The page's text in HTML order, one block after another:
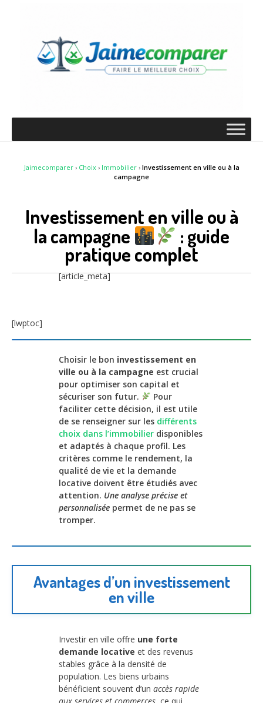
Jaimecomparer› Choix› Immobilier› Investissement en ville ou à la
campagne
Investissement en ville ou à
la campagne
: guide
pratique complet
[article_meta]
[lwptoc]
Choisir le bon investissement en
ville ou à la campagne est crucial
pour optimiser son capital et
sécuriser son futur.
Pour
faciliter cette décision, il est utile
de se renseigner sur les différents
choix dans l’immobilier disponibles
et adaptés à chaque profil. Les
critères comme le rendement, la
qualité de vie et la demande
locative doivent être étudiés avec
attention. Une analyse précise et
personnalisée permet de ne pas se
tromper.
Avantages d’un investissement
en ville
Investir en ville offre une forte
demande locative et des revenus
stables grâce à la densité de
population. Les biens urbains
bénéficient souvent d’un accès rapide